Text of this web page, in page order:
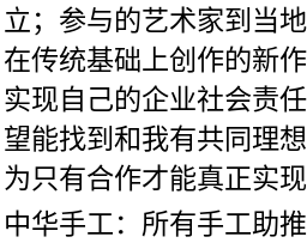
立；参与的艺术家到当
在传统基础上创作的新
实现自己的企业社会责
望能找到和我有共同理
为只有合作才能真正实
中华手工：所有手工助